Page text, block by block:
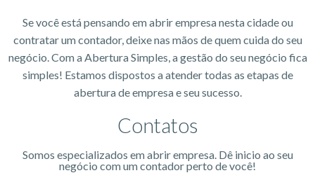
Se você está pensando em abrir empresa nesta cidade ou
contratar um contador, deixe nas mãos de quem cuida do seu
negócio. Com a Abertura Simples, a gestão do seu negócio fica
simples! Estamos dispostos a atender todas as etapas de
abertura de empresa e seu sucesso.
Contatos
Somos especializados em abrir empresa. Dê inicio ao seu
negócio com um contador perto de você!